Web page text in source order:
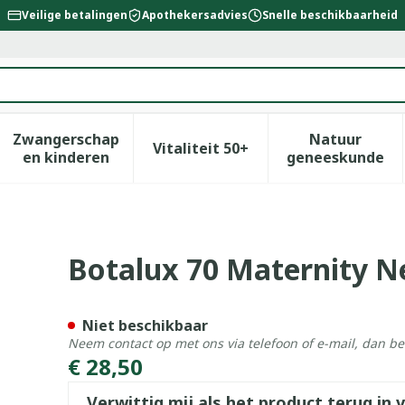
Veilige betalingen Apothekersadvies Snelle beschikbaarheid
verzorging en hygiëne categorie
voor Dieet, voeding en vitamines categorie
Zwangerschap
en kinderenToon submenu voor Zwangerschap en
Vitaliteit 50+Toon submenu voor
Natuur
geneeskunde
Toon
Botalux 70 Maternity
€ 28,50
Niet beschikbaar
Neem contact op met ons via telefoon of e-mail, dan